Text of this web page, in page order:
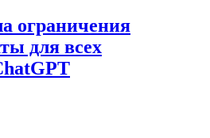
ограничения
для всех